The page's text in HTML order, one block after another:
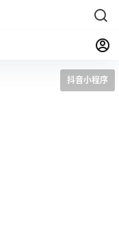
抖音小程序